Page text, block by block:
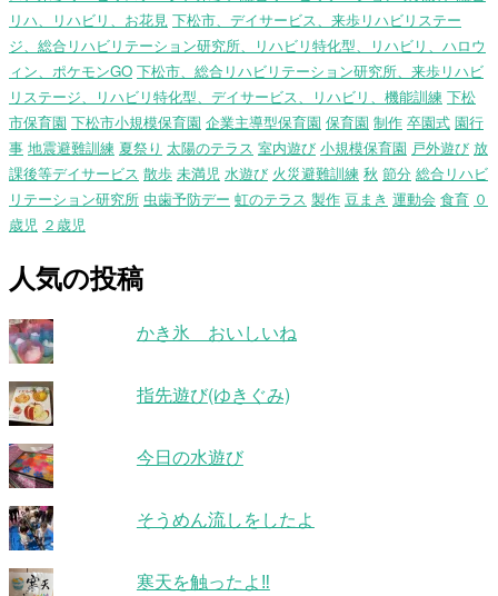
リハ、リハビリ、お花見 下松市、デイサービス、来歩リハビリステー
ジ、総合リハビリテーション研究所、リハビリ特化型、リハビリ、ハロウ
ィン、ポケモンGO 下松市、総合リハビリテーション研究所、来歩リハビ
リステージ、リハビリ特化型、デイサービス、リハビリ、機能訓練 下松
市保育園 下松市小規模保育園 企業主導型保育園 保育園 制作 卒園式 園行
事 地震避難訓練 夏祭り 太陽のテラス 室内遊び 小規模保育園 戸外遊び 放
課後等デイサービス 散歩 未満児 水遊び 火災避難訓練 秋 節分 総合リハビ
リテーション研究所 虫歯予防デー 虹のテラス 製作 豆まき 運動会 食育 ０
歳児 ２歳児
人気の投稿
かき氷 おいしいね
指先遊び(ゆきぐみ)
今日の水遊び
そうめん流しをしたよ
寒天を触ったよ‼